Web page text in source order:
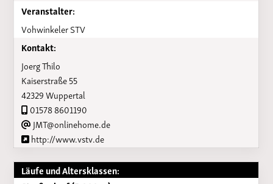
Veranstalter:
Vohwinkeler STV
Kontakt:
Joerg Thilo
Kaiserstraße 55
42329 Wuppertal
01578 8601190
JMT@onlinehome.de
http://www.vstv.de
Läufe und Altersklassen: